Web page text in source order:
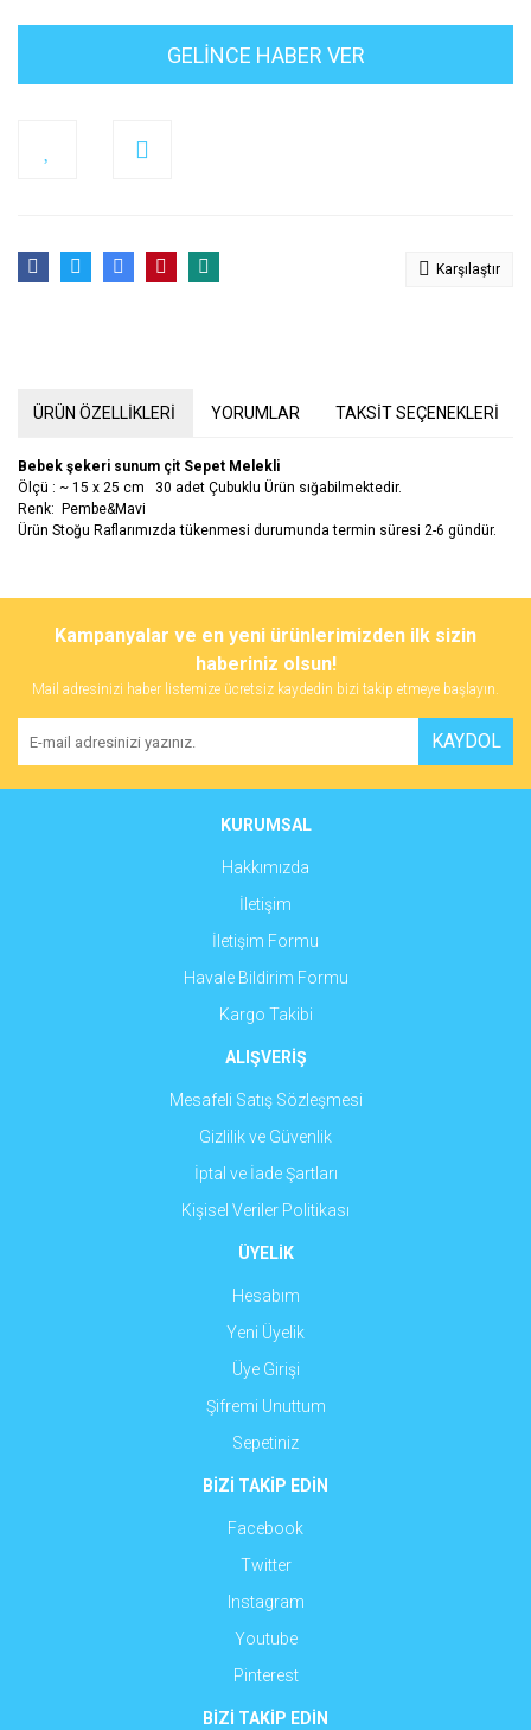
GELİNCE HABER VER
Karşılaştır
ÜRÜN ÖZELLİKLERİ YORUMLAR TAKSİT SEÇENEKLERİ
Bebek şekeri sunum çit Sepet Melekli
Ölçü : ~ 15 x 25 cm 30 adet Çubuklu Ürün sığabilmektedir.
Renk: Pembe&Mavi
Ürün Stoğu Raflarımızda tükenmesi durumunda termin süresi 2-6 gündür.
Bu ürüne ilk yorumu siz yapın!
Yorum Yaz
tarafımıza iletebilirsiniz.
Görüş ve önerileriniz için teşekkür ederiz.
Ürün resmi kalitesiz, bozuk veya görüntülenemiyor.
Ürün açıklamasında eksik bilgiler bulunuyor.
Ürün fiyatı diğer sitelerden daha pahalı.
Gönder
Kampanyalar ve en yeni ürünlerimizden ilk sizin
haberiniz olsun!
Mail adresinizi haber listemize ücretsiz kaydedin bizi takip etmeye başlayın.
KAYDOL
KURUMSAL
Hakkımızda
İletişim
İletişim Formu
Havale Bildirim Formu
Kargo Takibi
ALIŞVERİŞ
Mesafeli Satış Sözleşmesi
Gizlilik ve Güvenlik
İptal ve İade Şartları
Kişisel Veriler Politikası
ÜYELİK
Hesabım
Yeni Üyelik
Üye Girişi
Şifremi Unuttum
Sepetiniz
BİZİ TAKİP EDİN
Facebook
Twitter
Instagram
Youtube
Pinterest
BİZİ TAKİP EDİN